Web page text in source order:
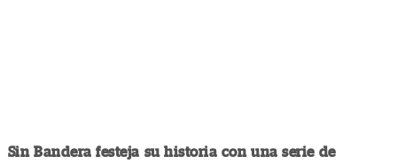
Sin Bandera festeja su historia con una serie de